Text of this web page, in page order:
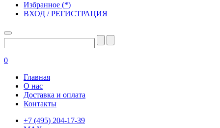
Избранное (*)
ВХОД / РЕГИСТРАЦИЯ
0
Главная
О нас
Доставка и оплата
Контакты
+7 (495) 204-17-39